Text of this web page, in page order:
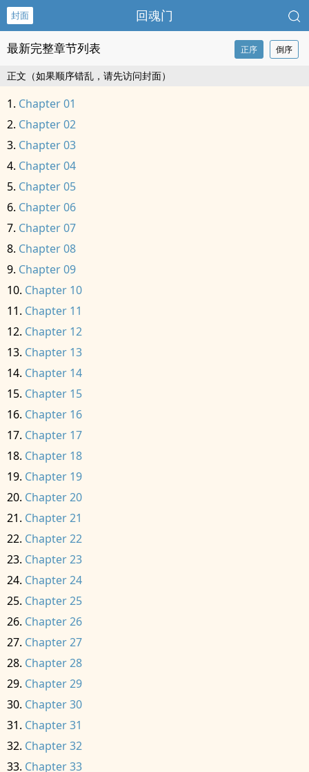
封面 回魂门
最新完整章节列表 正序 倒序
正文（如果顺序错乱，请先访问封面）
Chapter 01
Chapter 02
Chapter 03
Chapter 04
Chapter 05
Chapter 06
Chapter 07
Chapter 08
Chapter 09
Chapter 10
Chapter 11
Chapter 12
Chapter 13
Chapter 14
Chapter 15
Chapter 16
Chapter 17
Chapter 18
Chapter 19
Chapter 20
Chapter 21
Chapter 22
Chapter 23
Chapter 24
Chapter 25
Chapter 26
Chapter 27
Chapter 28
Chapter 29
Chapter 30
Chapter 31
Chapter 32
Chapter 33